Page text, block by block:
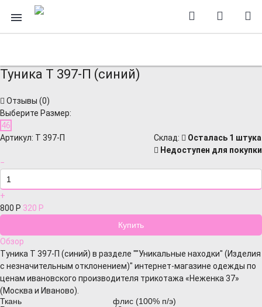
Туника Т 397-П (синий)
Отзывы (0)
Выберите Размер:
46
Артикул: Т 397-П Cклад:
Осталась 1 штука
Недоступен для покупки
−
+
800 Р 320 Р
Обзор
Туника Т 397-П (синий) в разделе ""Уникальные находки" (Изделия
с незначительным отклонением)" интернет-магазине одежды по
ценам ивановского производителя трикотажа «Неженка 37»
(Москва и Иваново).
Ткань
флис (100% п/э)